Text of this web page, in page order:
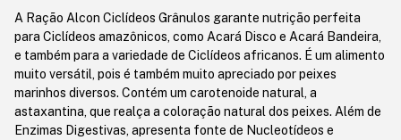
A Ração Alcon Ciclídeos Grânulos garante nutrição perfeita
para Ciclídeos amazônicos, como Acará Disco e Acará Bandeira,
e também para a variedade de Ciclídeos africanos. É um alimento
muito versátil, pois é também muito apreciado por peixes
marinhos diversos. Contém um carotenoide natural, a
astaxantina, que realça a coloração natural dos peixes. Além de
Enzimas Digestivas, apresenta fonte de Nucleotídeos e